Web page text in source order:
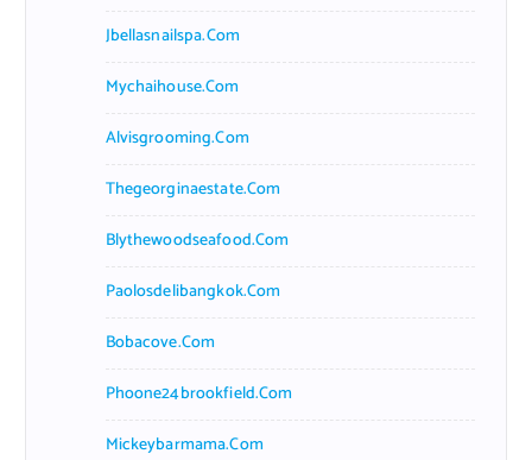
Jbellasnailspa.com
Mychaihouse.com
Alvisgrooming.com
Thegeorginaestate.com
Blythewoodseafood.com
Paolosdelibangkok.com
Bobacove.com
Phoone24brookfield.com
Mickeybarmama.com